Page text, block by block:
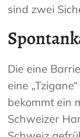
sind zwei
Die eine
eine
bekommt ein
Schweizer